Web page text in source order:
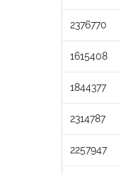
2376770
1615408
1844377
2314787
2257947